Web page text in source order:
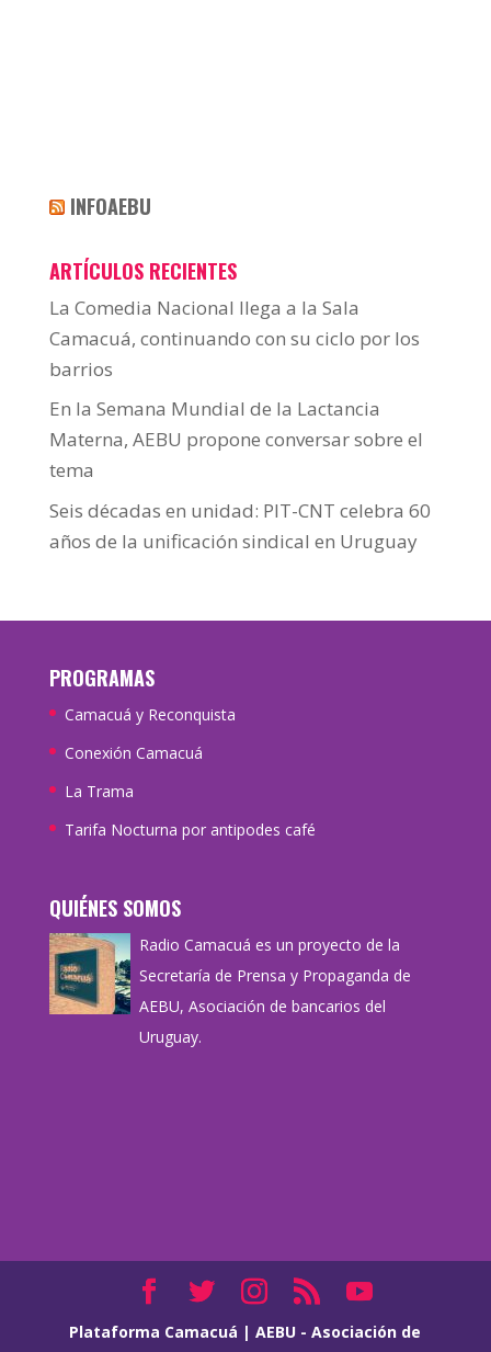
INFOAEBU
ARTÍCULOS RECIENTES
La Comedia Nacional llega a la Sala
Camacuá, continuando con su ciclo por los
barrios
En la Semana Mundial de la Lactancia
Materna, AEBU propone conversar sobre el
tema
Seis décadas en unidad: PIT-CNT celebra 60
años de la unificación sindical en Uruguay
PROGRAMAS
Camacuá y Reconquista
Conexión Camacuá
La Trama
Tarifa Nocturna por antipodes café
QUIÉNES SOMOS
Radio Camacuá es un proyecto de la
Secretaría de Prensa y Propaganda de
AEBU, Asociación de bancarios del
Uruguay.
Plataforma Camacuá |AEBU - Asociación de